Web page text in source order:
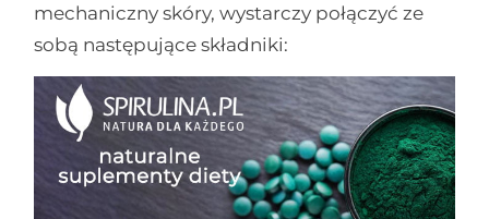
mechaniczny skóry, wystarczy połączyć ze
sobą następujące składniki: